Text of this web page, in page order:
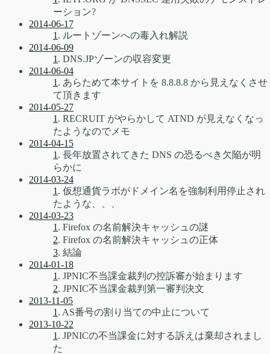
ーション?
2014-06-17
1 . ルートゾーンへの毒入れ解説
2014-06-09
1 . DNS.JPゾーンの収容変更
2014-06-04
1 . あらためて本サイトを 8.8.8.8 から見えなくさせ
て頂きます
2014-05-27
1 . RECRUIT がやらかして ATND が見えなくなっ
たようなのでメモ
2014-04-15
1 . 長年放置されてきた DNS の恐るべき欠陥が明
らかに
2014-03-24
1 . 仮想通貨ラボがドメイン名を強制利用停止され
たような、、、
2014-03-23
1 . Firefox の名前解決キャッシュの謎
2. Firefox の名前解決キャッシュの正体
3. 結論
2014-01-18
1 . JPNIC不当課金裁判の控訴審が始まります
2. JPNIC不当課金裁判第一審判決文
2013-11-05
1 . AS番号の割り当ての中止について
2013-10-22
1 . JPNICの不当課金に対する訴えは棄却されまし
た